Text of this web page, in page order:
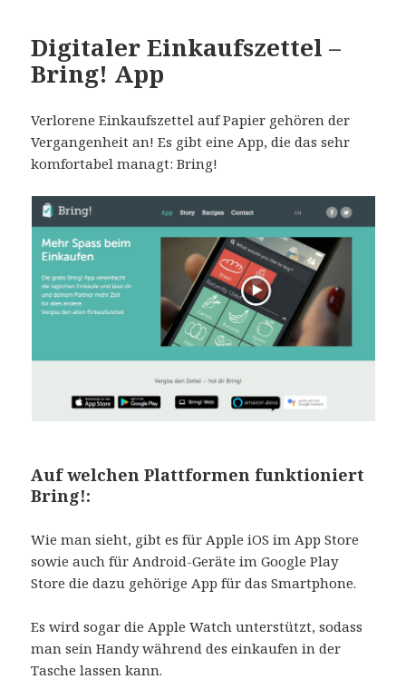
Digitaler Einkaufszettel –
Bring! App
Verlorene Einkaufszettel auf Papier gehören der
Vergangenheit an! Es gibt eine App, die das sehr
komfortabel managt: Bring!
Auf welchen Plattformen funktioniert
Bring!:
Wie man sieht, gibt es für Apple iOS im App Store
sowie auch für Android-Geräte im Google Play
Store die dazu gehörige App für das Smartphone.
Es wird sogar die Apple Watch unterstützt, sodass
man sein Handy während des einkaufen in der
Tasche lassen kann.